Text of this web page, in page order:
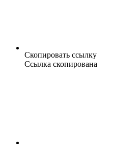
Скопировать ссылку
Ссылка скопирована